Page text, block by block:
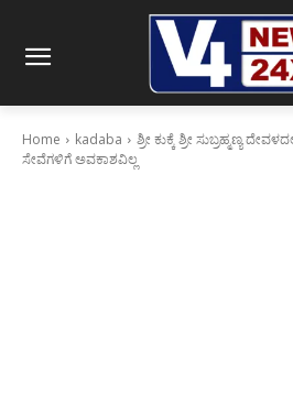
Home kadaba
ಶ್ರೀ ಕುಕ್ಕೆ ಶ್ರೀ ಸುಬ್ರಹ್ಮಣ್ಯ
ಸೇವೆಗಳಿಗೆ ಅವಕಾಶವಿಲ್ಲ